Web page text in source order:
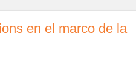
de
en el marco de la